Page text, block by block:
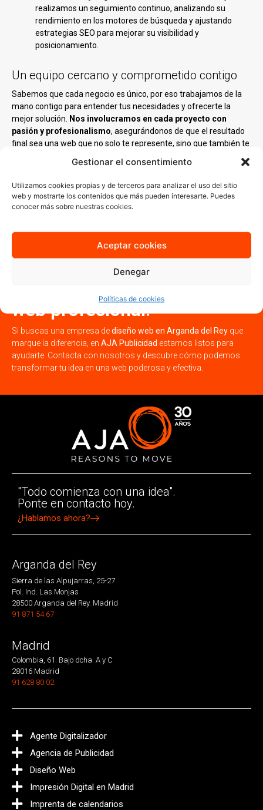
Gestionar el consentimiento
Utilizamos cookies propias y de terceros para analizar el uso del sitio
web y mostrarte los contenidos que más pueden interesarte. Puedes
conocer más sobre nuestras cookies.
Aceptar cookies
Denegar
Políticas de cookies
realizamos un seguimiento continuo, analizando su
rendimiento en los motores de búsqueda y ajustando
estrategias SEO para mejorar su visibilidad y
posicionamiento.
Un equipo cercano y comprometido contigo
Sabemos que cada negocio es único, por eso trabajamos de la
mano contigo para entender tus necesidades y ofrecerte la
mejor solución.
Nos involucramos en cada proyecto con
pasión y profesionalismo, asegurándonos de que el resultado
final sea una web que no solo te represente, sino que también te
programadores y especialistas en marketing digital que
combinan creatividad y tecnología paradesarrollar proyectos
¡Potencia tu negocio en
Arganda del Rey con una
web profesional!
Si buscas una empresa dediseño web en Arganda del Rey que
marque la diferencia, en AJA Publicidad estamos listos para
ayudarte. Contacta con nosotros y descubre cómo podemos
transformar tu idea en una web poderosa y efectiva.
"Todo comienza con una idea".
Ponte en contacto hoy.
¿Hablamos ahora?
Arganda del Rey
Sierra de las Alpujarras, 25-27
Pol. Ind. Las Monjas
28500 Arganda del Rey. Madrid
91 871 54 67
Madrid
Colombia, 61. Bajo dcha. A y C
28016 Madrid
91 628 80 02
Agente Digitalizador
Agencia de Publicidad
Diseño Web
Impresión Digital en Madrid
Imprenta de calendarios